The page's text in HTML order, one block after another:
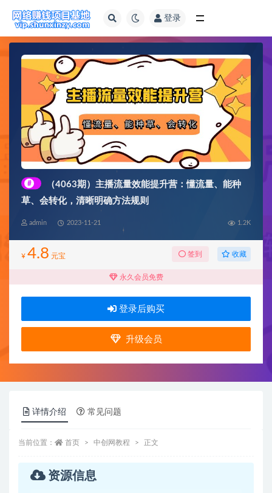
登录
#
（4063期）主播流量效能提升营：懂流量、能种
草、会转化，清晰明确方法规则
admin 2023-11-21 1.2K
¥ 4.8 元宝 签到 收藏
永久会员免费
登录后购买
升级会员
详情介绍 常见问题
当前位置： 首页 中创网教程 正文
资源信息